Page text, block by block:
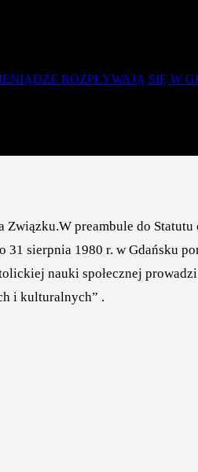
ROZPŁYWAJĄ SIĘ W
preambule do Statutu
sierpnia 1980 r. w Gdańsku
nauki społecznej
i kulturalnych” .